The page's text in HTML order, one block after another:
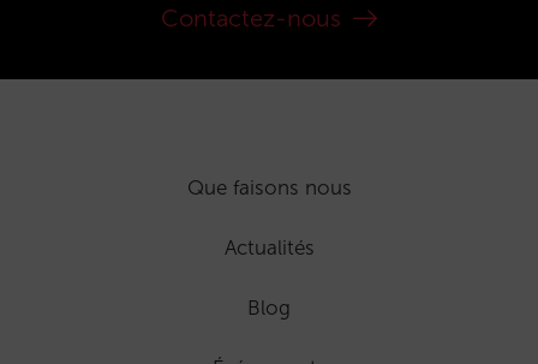
Contactez-nous
Que faisons nous
Actualités
Blog